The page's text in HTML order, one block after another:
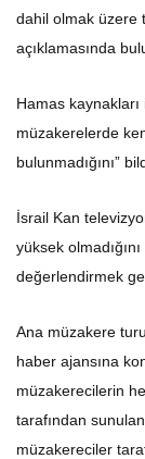
dahil olmak üzere
açıklamasında
Hamas kaynakları
müzakerelerde
bulunmadığını”
İsrail Kan
yüksek
değerlendirmek
Ana müzakere
haber ajansına
müzakerecilerin
tarafından
müzakereciler